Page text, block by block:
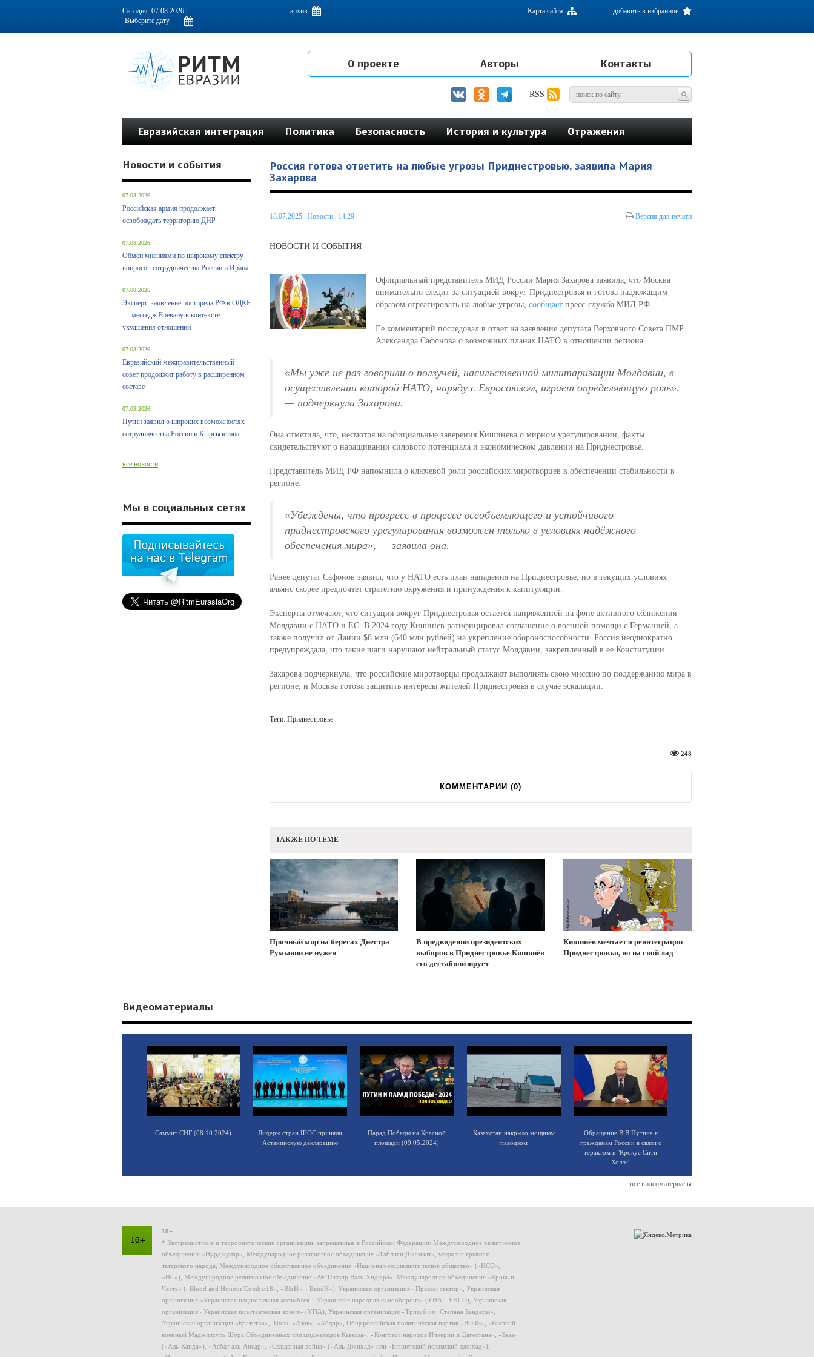
Информационно-аналитическое издание, посвященное актуальным проблемам интеграции на постсоветском пространстве
Сегодня: 07.08.2026 | архив добавить в избранное
Карта сайта
О проекте Авторы Контакты
RSS
Евразийская интеграция Политика Безопасность История и культура Отражения
Россия готова ответить на любые угрозы Приднестровью, заявила Мария
Захарова
18.07.2025| Новости | 14.29 Версия для печати
НОВОСТИ И СОБЫТИЯ
Официальный представитель МИД России Мария Захарова заявила, что Москва
внимательно следит за ситуацией вокруг Приднестровья и готова надлежащим
образом отреагировать на любые угрозы, сообщаетпресс-служба МИД РФ.
Ее комментарий последовал в ответ на заявление депутата Верховного Совета ПМР
Александра Сафонова о возможных планах НАТО в отношении региона.
«Мы уже не раз говорили о ползучей, насильственной милитаризации Молдавии, в
осуществлении которой НАТО, наряду с Евросоюзом, играет определяющую роль»,
— подчеркнула Захарова.
Она отметила, что, несмотря на официальные заверения Кишинева о мирном урегулировании, факты
свидетельствуют о наращивании силового потенциала и экономическом давлении на Приднестровье.
Представитель МИД РФ напомнила о ключевой роли российских миротворцев в обеспечении стабильности в
регионе.
«Убеждены, что прогресс в процессе всеобъемлющего и устойчивого
приднестровского урегулирования возможен только в условиях надёжного
обеспечения мира», — заявила она.
Ранее депутат Сафонов заявил, что у НАТО есть план нападения на Приднестровье, но в текущих условиях
альянс скорее предпочтет стратегию окружения и принуждения к капитуляции.
Эксперты отмечают, что ситуация вокруг Приднестровья остается напряженной на фоне активного сближения
Молдавии с НАТО и ЕС. В 2024 году Кишинев ратифицировал соглашение о военной помощи с Германией, а
также получил от Дании $8 млн (640 млн рублей) на укрепление обороноспособности. Россия неоднократно
предупреждала, что такие шаги нарушают нейтральный статус Молдавии, закрепленный в ее Конституции.
Захарова подчеркнула, что российские миротворцы продолжают выполнять свою миссию по поддержанию мира в
регионе, и Москва готова защитить интересы жителей Приднестровья в случае эскалации.
Теги: Приднестровье
248
КОММЕНТАРИИ (0)
ТАКЖЕ ПО ТЕМЕ
Прочный мир на берегах Днестра
Румынии не нужен
В предвидении президентских
выборов в Приднестровье Кишинёв
его дестабилизирует
Кишинёв мечтает о реинтеграции
Приднестровья, но на свой лад
Новости и события
07.08.2026
Российская армия продолжает
освобождать территорию ДНР
07.08.2026
Обмен мнениями по широкому спектру
вопросов сотрудничества России и Ирана
07.08.2026
Эксперт: заявление постпреда РФ в ОДКБ
— месседж Еревану в контексте
ухудшения отношений
07.08.2026
Евразийский межправительственный
совет продолжит работу в расширенном
составе
07.08.2026
Путин заявил о широких возможностях
сотрудничества России и Кыргызстана
все новости
Мы в социальных сетях
Видеоматериалы
Саммит СНГ (08.10.2024)
Лидеры стран ШОС приняли
Астанинскую декларацию
Парад Победы на Красной
площади (09.05.2024)
Казахстан накрыло мощным
паводком
Обращение В.В.Путина к
гражданам России в связи с
терактом в "Крокус Сити
Холле"
все видеоматериалы
18+
* Экстремистские и террористические организации, запрещенные в Российской Федерации: Международное религиозное
объединение «Нурджулар», Международное религиозное объединение «Таблиги Джамаат», меджлис крымско-
татарского народа, Международное общественное объединение «Национал-социалистическое общество» («НСО»,
«НС»), Международное религиозное объединение «Ат-Такфир Валь-Хиджра», Международное объединение «Кровь и
Честь» («Blood and Honour/Combat18», «B&H», «BandH»), Украинская организация «Правый сектор», Украинская
организация «Украинская национальная ассамблея – Украинская народная самооборона» (УНА - УНСО), Украинская
организация «Украинская повстанческая армия» (УПА), Украинская организация «Тризуб им. Степана Бандеры»,
Украинская организация «Братство», Полк «Азов», «Айдар», Общероссийская политическая партия «ВОЛЯ», «Высший
военный Маджлисуль Шура Объединенных сил моджахедов Кавказа», «Конгресс народов Ичкерии и Дагестана», «База»
(«Аль-Каида»), «Асбат аль-Ансар», «Священная война» («Аль-Джихад» или «Египетский исламский джихад»),